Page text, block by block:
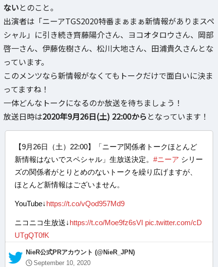
ないとのこと。
出演者は「ニーアTGS2020特番まぁまぁ新情報がありまスペ
シャル」に引き続き齊藤陽介さん、ヨコオタロウさん、岡部
啓一さん、伊藤佐樹さん、松川大地さん、田浦貴久さんとな
っています。
このメンツなら新情報がなくてもトークだけで面白いに決ま
ってますね！
一体どんなトークになるのか放送を待ちましょう！
放送日時は2020年9月26日(土) 22:00から となっています！
【9月26日（土）22:00】「ニーア関係者トークほとんど
新情報はないでスペシャル」生放送決定。 #ニーア シリー
ズの関係者がとりとめのないトークを繰り広げますが、
ほとんど新情報はございません。
YouTube↓https://t.co/vQod957Md9
ニコニコ生放送↓https://t.co/Moe9fz6sVI pic.twitter.com/cD
UTgQT0fK
— NieR公式PRアカウント (@NieR_JPN)
September 10, 2020